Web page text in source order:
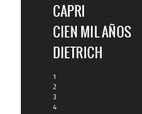
CAPRI
CIEN MIL AÑOS
DIETRICH
1
2
3
4